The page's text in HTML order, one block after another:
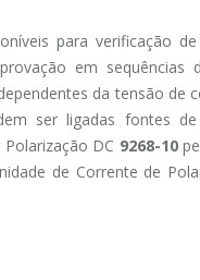
para verificação
em
da tensão
ser ligadas fontes
DC 9268-10
de Corrente de